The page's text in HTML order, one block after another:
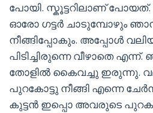
പോയി. സ്കൂട്ടറിലാണ് പോയത്.
ഓരോ ഗട്ടർ ചാടുമ്പോഴും
നീങ്ങിപ്പോകും. അപ്പോൾ
പിടിച്ചിരുന്നെ വീഴാതെ
തോളിൽ കൈവച്ചു ഇരുന്നു.
പുറകോട്ടു നീങ്ങി എന്നെ
കുട്ടൻ ഇപ്പൊ അവരുടെ